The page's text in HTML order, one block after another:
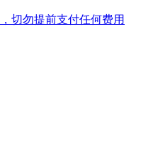
切勿提前支付任何费用